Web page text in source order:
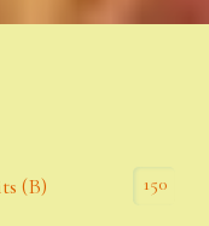
(B) 150